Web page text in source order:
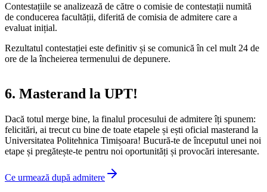
Contestațiile se analizează de către o comisie de contestații numită
de conducerea facultății, diferită de comisia de admitere care a
evaluat inițial.
Rezultatul contestației este definitiv și se comunică în cel mult 24 de
ore de la încheierea termenului de depunere.
6. Masterand la UPT!
Dacă totul merge bine, la finalul procesului de admitere îți spunem:
felicitări, ai trecut cu bine de toate etapele și ești oficial masterand la
Universitatea Politehnica Timișoara! Bucură-te de începutul unei noi
etape și pregătește-te pentru noi oportunități și provocări interesante.
Ce urmează după admitere